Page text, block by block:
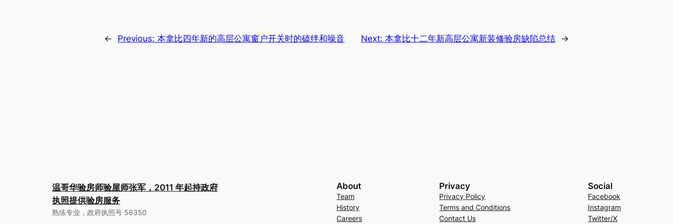
← Previous: 本拿比四年新的高层公寓窗户开关时的磕绊和噪音 Next: 本拿比十二年新高层公寓新装修验房缺陷总结 →
温哥华验房师验屋师张军，2011 年起持政府
执照提供验房服务
熟练专业，政府执照号 56350
About
Team
History
Careers
Privacy
Privacy Policy
Terms and Conditions
Contact Us
Social
Facebook
Instagram
Twitter/X